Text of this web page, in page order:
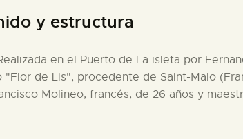
y estructura
en el Puerto de La isleta por
"Flor de Lis", procedente de Saint-Malo
Molineo, francés, de 26 años y